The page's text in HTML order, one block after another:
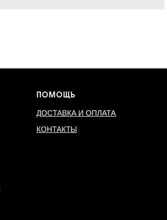
ПОМОЩЬ
ДОСТАВКА И ОПЛАТА
КОНТАКТЫ